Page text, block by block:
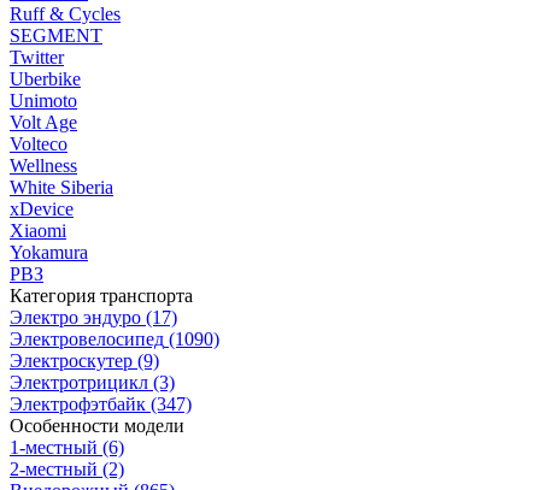
Ruff & Cycles
SEGMENT
Twitter
Uberbike
Unimoto
Volt Age
Volteco
Wellness
White Siberia
xDevice
Xiaomi
Yokamura
РВЗ
Категория транспорта
Электро эндуро (17)
Электровелосипед (1090)
Электроскутер (9)
Электротрицикл (3)
Электрофэтбайк (347)
Особенности модели
1-местный (6)
2-местный (2)